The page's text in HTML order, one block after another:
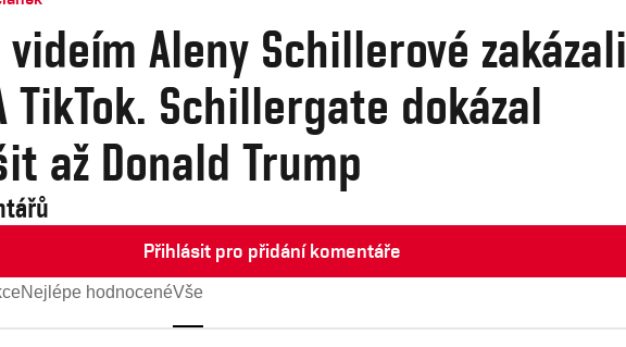
Aleny Schillerové zakázali
TikTok. Schillergate dokázal
až Donald Trump
Přihlásit pro přidání komentáře
Nejlépe hodnocenéVše